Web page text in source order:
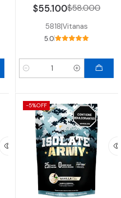
$55.100$58.000
5818|Vitanas
5.0
Cantidad
-5%OFF